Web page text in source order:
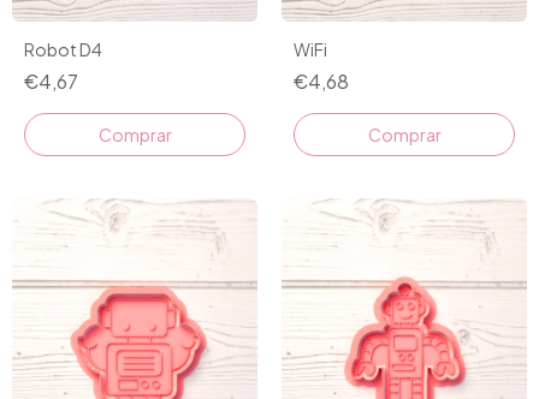
Robot D4
€4,67
Comprar
WiFi
€4,68
Comprar